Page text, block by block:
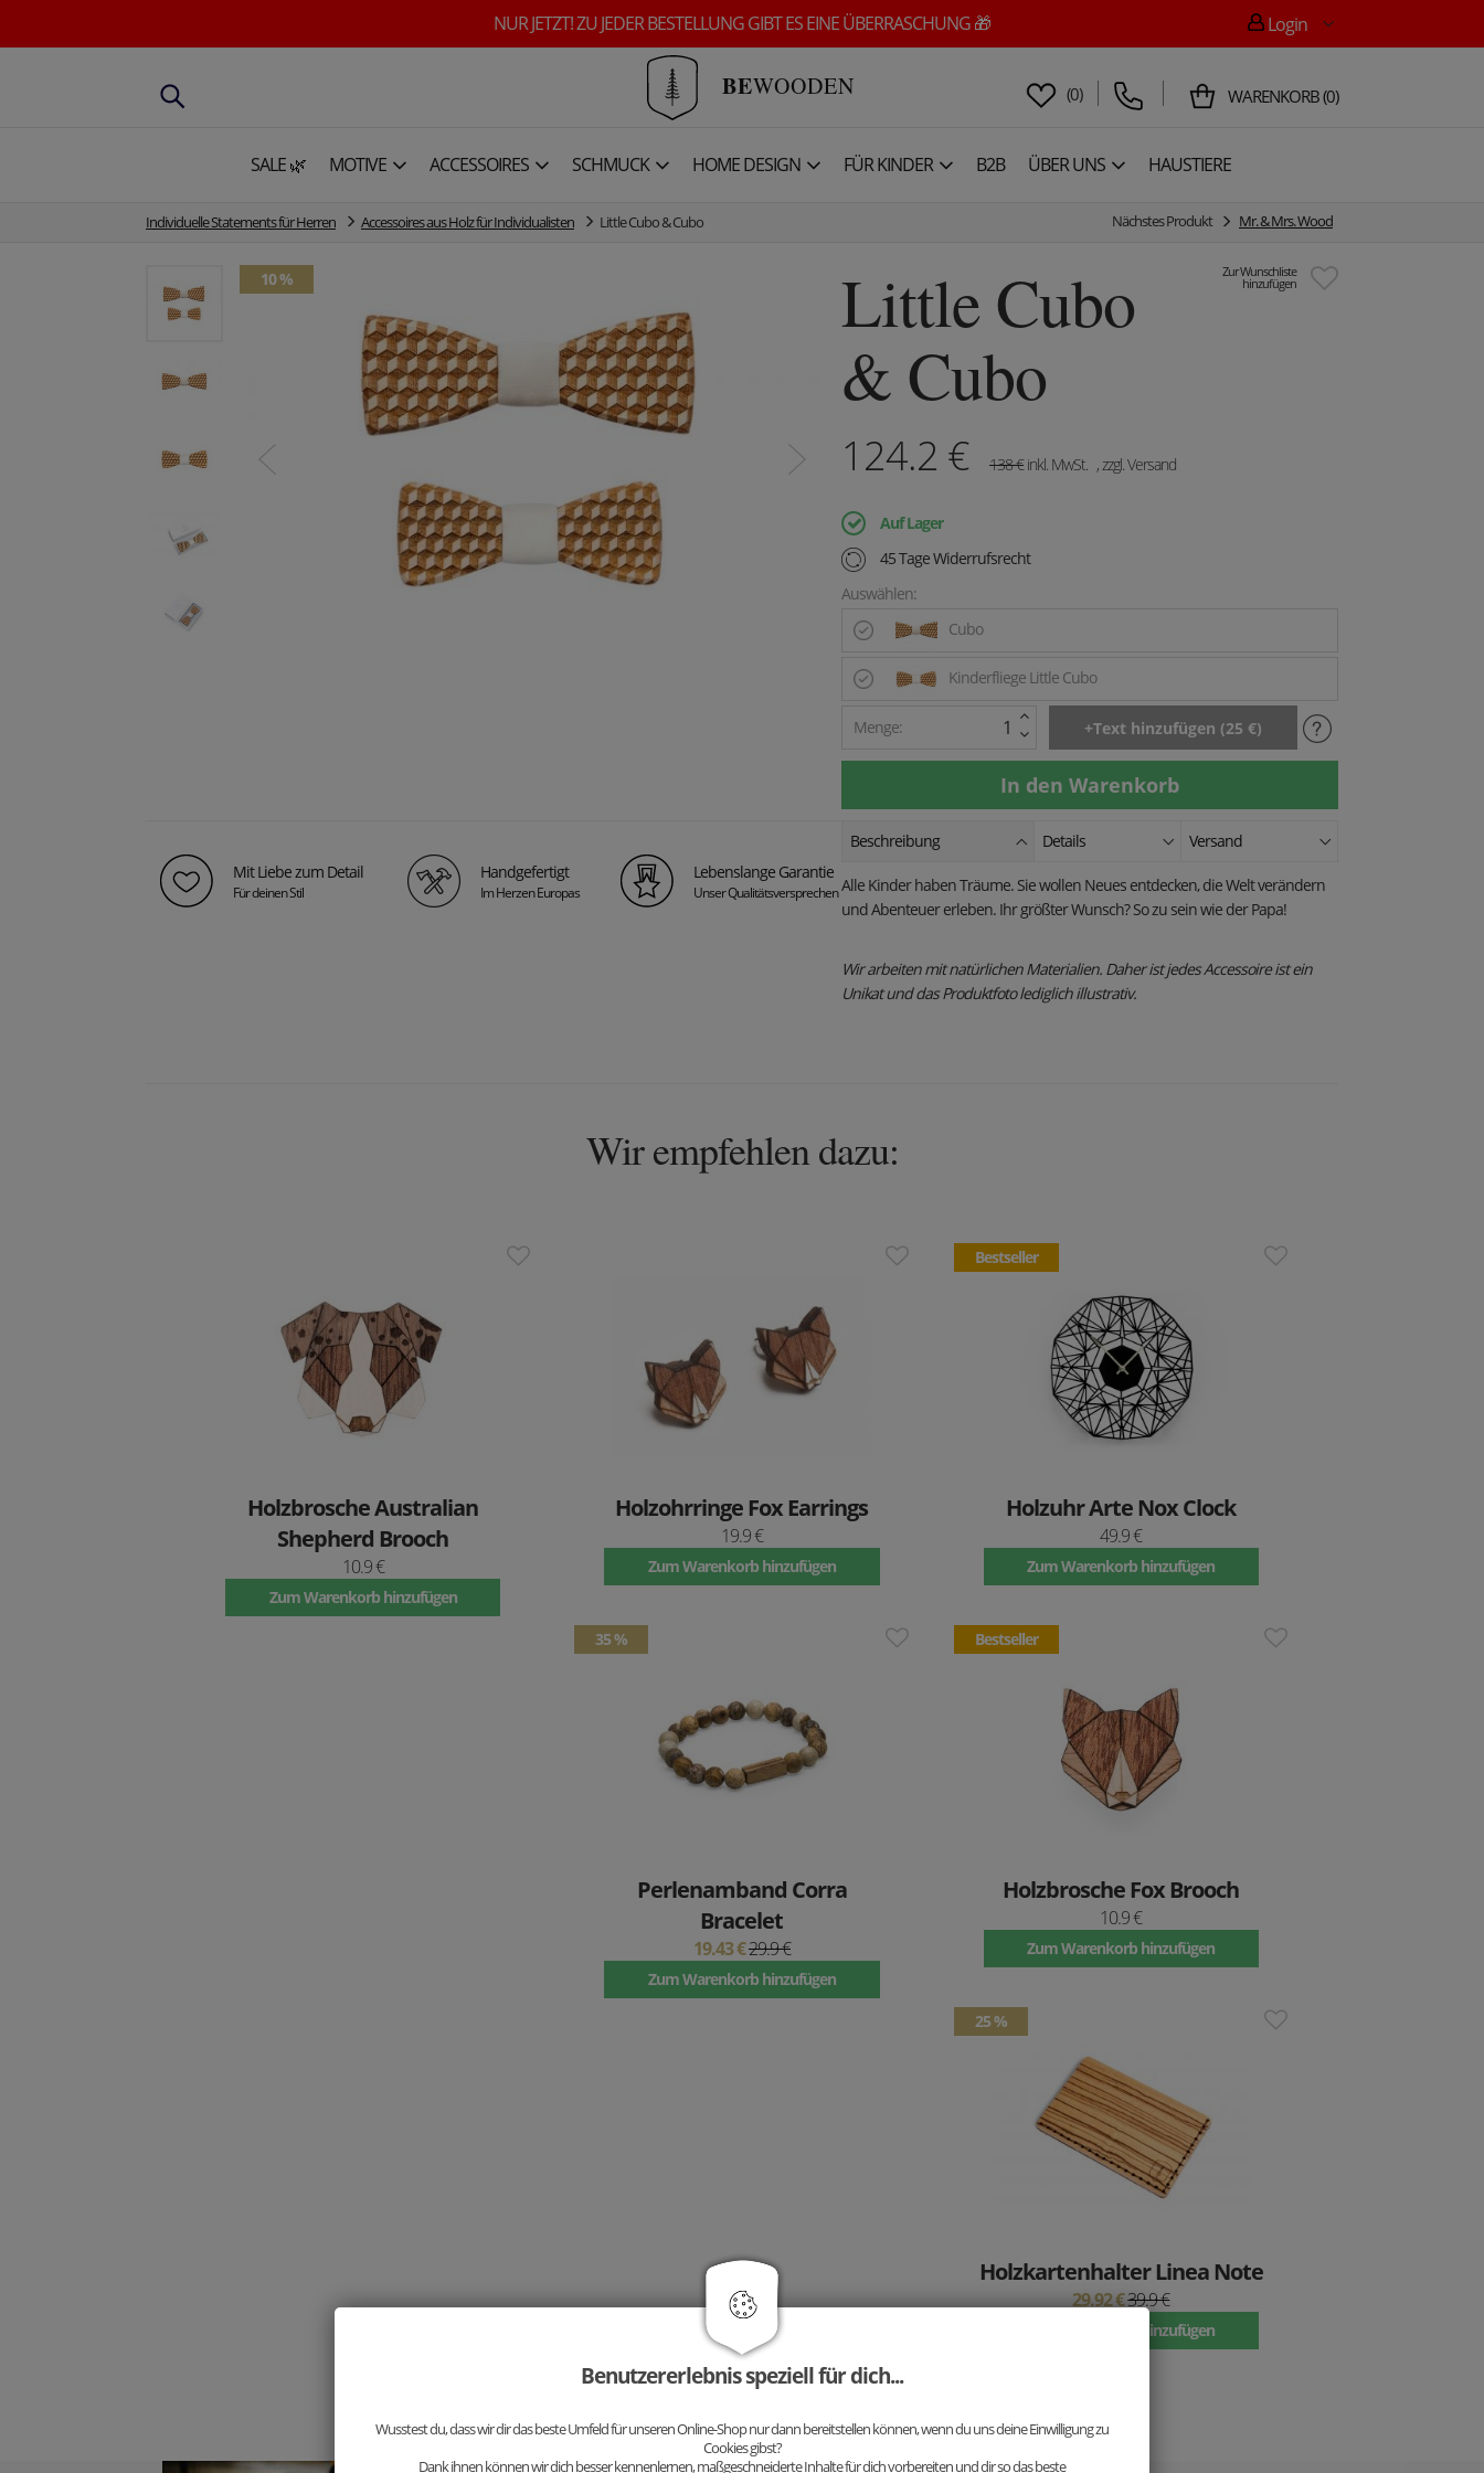
NUR JETZT! ZU JEDER BESTELLUNG GIBT ES EINE ÜBERRASCHUNG 🎁 Login
BEWOODEN (0) WARENKORB(0)
SALE 🌿 MOTIVE ACCESSOIRES SCHMUCK HOME DESIGN FÜR KINDER B2B ÜBER UNS HAUSTIERE
Individuelle Statements für Herren Accessoires aus Holz für Individualisten Little Cubo & Cubo Nächstes Produkt Mr. & Mrs. Wood
10 % Zur Wunschliste
hinzufügen
Little Cubo
& Cubo
124.2 € 138€inkl. MwSt. , zzgl. Versand
Auf Lager
45 Tage Widerrufsrecht
Auswählen:
Cubo
Kinderfliege Little Cubo
Menge:
Mit Liebe zum Detail
Für deinen Stil
Handgefertigt
Im Herzen Europas
Lebenslange Garantie
Unser Qualitätsversprechen
Beschreibung Details Versand
Alle Kinder haben Träume. Sie wollen Neues entdecken, die Welt verändern
und Abenteuer erleben. Ihr größter Wunsch? So zu sein wie der Papa!
Wir arbeiten mit natürlichen Materialien. Daher ist jedes Accessoire ist ein
Unikat und das Produktfoto lediglich illustrativ.
Wir empfehlen dazu:
Holzbrosche Australian
Shepherd Brooch
10.9 €
Zum Warenkorb hinzufügen
Holzohrringe Fox Earrings
19.9 €
Zum Warenkorb hinzufügen
Bestseller
Holzuhr Arte Nox Clock
49.9 €
Zum Warenkorb hinzufügen
35 %
Perlenamband Corra
Bracelet
19.43 €29.9 €
Zum Warenkorb hinzufügen
Bestseller
Holzbrosche Fox Brooch
10.9 €
Zum Warenkorb hinzufügen
25 %
Holzkartenhalter Linea Note
29.92 €39.9 €
Zum Warenkorb hinzufügen
Benutzererlebnis speziell für dich...
Wusstest du, dass wir dir das beste Umfeld für unseren Online-Shop nur dann bereitstellen können, wenn du uns deine Einwilligung zu
Cookies gibst?
Dank ihnen können wir dich besser kennenlernen, maßgeschneiderte Inhalte für dich vorbereiten und dir so das beste